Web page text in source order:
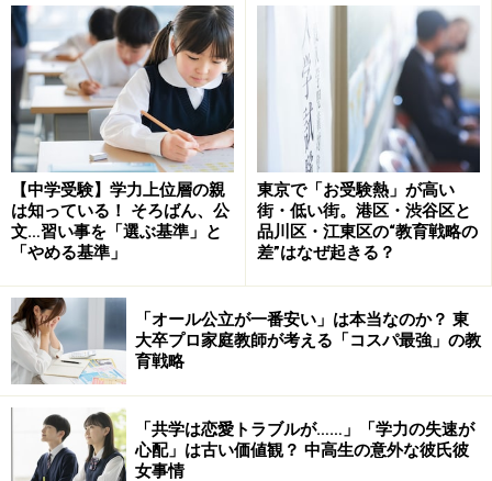
シテーション（暗唱）コンテストや英文絵日記、国語科
の読書マラソンなど、生徒が各自研究や作成、発表など
に取り組みながら興味・関心を深めていく。
年3回の「学問体験講座」は東邦の中高大連携によって
実現したもの。大学理学部との実験授業として「ナノの
世界―フラーレンとナノチューブ」「ホタルの光を人工
的に再現しよう」「ロボットを作ってみよう?ロボット製
作とプログラミング?」など魅力的な講座が並び、毎年た
くさんの中高生が受講を希望する。このほか他大学から
専門家を招いて講座も開催。
※記事内容は執筆時点のものです。最新の内容をご確認くださ
い。
【中学受験】学力上位層の親
は知っている！ そろばん、公
文…習い事を「選ぶ基準」と
「やめる基準」
東京で「お受験熱」が高い
街・低い街。港区・渋谷区と
品川区・江東区の“教育戦略の
差”はなぜ起きる？
「オール公立が一番安い」は本当なのか？ 東
大卒プロ家庭教師が考える「コスパ最強」の教
育戦略
「共学は恋愛トラブルが……」「学力の失速が
心配」は古い価値観？ 中高生の意外な彼氏彼
女事情